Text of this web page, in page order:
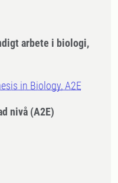
arbete i biologi,
in Biology, A2E
nivå (A2E)